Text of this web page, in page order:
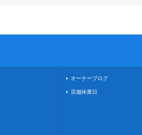
オーナーブログ
店舗休業日